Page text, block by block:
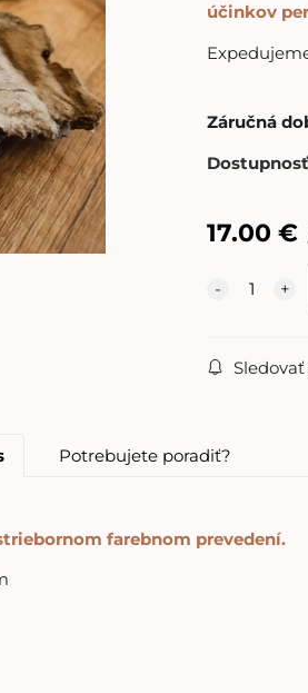
účinkov
Záručná
17.00 €
Potrebujete poradiť?
farebnom prevedení.